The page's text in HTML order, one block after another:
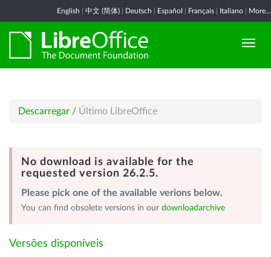
English 中文 (简体) Deutsch Español Français Italiano More...
Descarregar / Último LibreOffice
No download is available for the
requested version 26.2.5.
Please pick one of the available verions below.
You can find obsolete versions in our downloadarchive
Versões disponíveis